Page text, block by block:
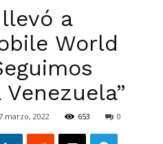
Noticias
hoy
|
llevó a
World
marzo, 2022 653 0